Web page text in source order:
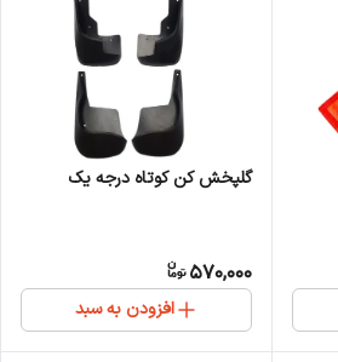
گلپخش کن کوتاه درجه یک
570,000
افزودن به سبد